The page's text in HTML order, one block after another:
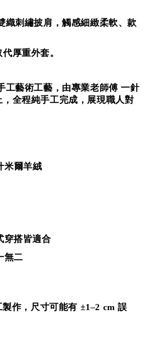
織刺繡披肩，觸感細緻柔軟、款
厚重外套。
工藝術工藝，由專業老師傅 一針
全程純手工完成，展現職人對
米爾羊絨
穿搭皆適合
無二
製作，尺寸可能有 ±1–2 cm 誤